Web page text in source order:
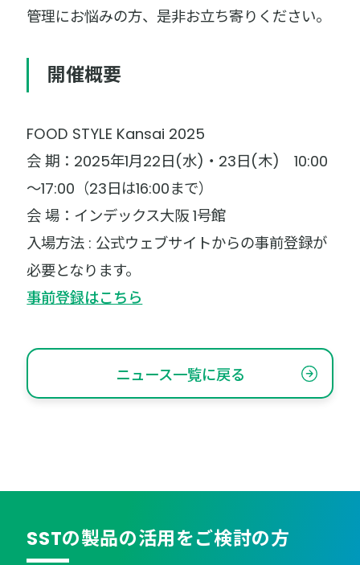
管理にお悩みの方、是非お立ち寄りください。
開催概要
FOOD STYLE Kansai 2025
会 期：2025年1月22日(水)・23日(木) 10:00
～17:00（23日は16:00まで）
会 場：インデックス大阪 1号館
入場方法 : 公式ウェブサイトからの事前登録が
必要となります。
事前登録はこちら
ニュース一覧に戻る
SSTの製品の活用をご検討の方